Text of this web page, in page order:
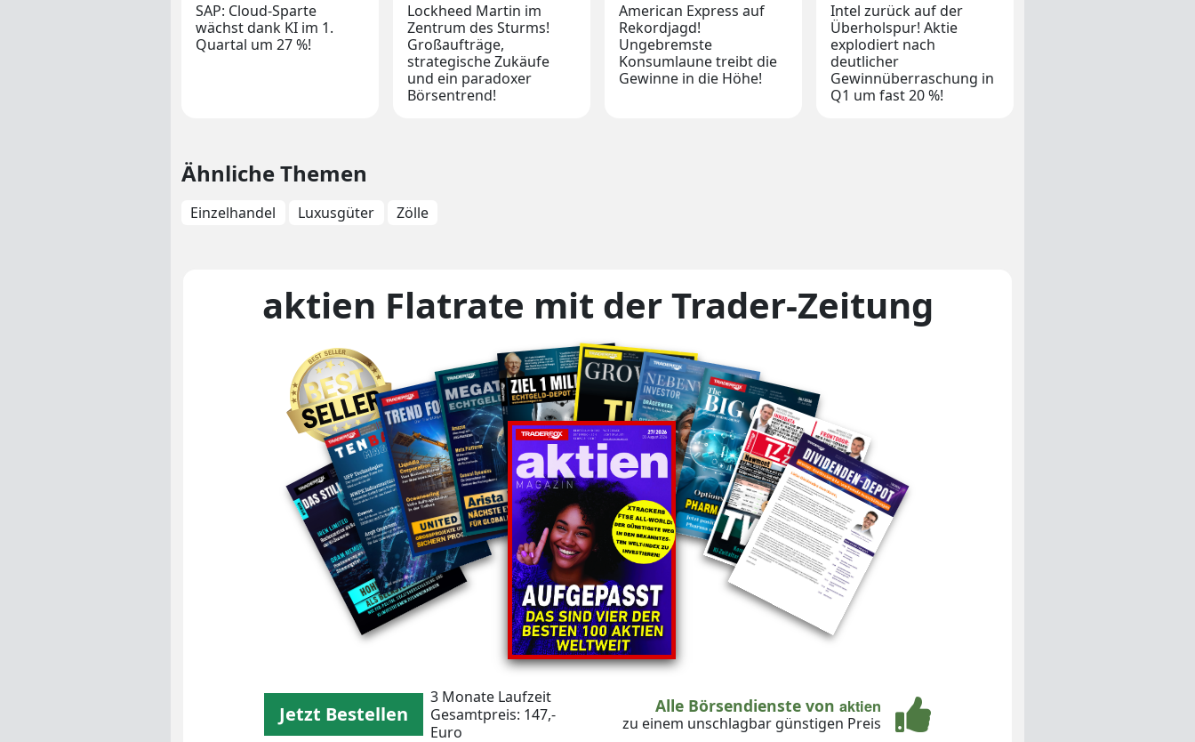
SAP: Cloud-Sparte
wächst dank KI im 1.
Quartal um 27 %!
Lockheed Martin im
Zentrum des Sturms!
Großaufträge,
strategische Zukäufe
und ein paradoxer
Börsentrend!
American Express auf
Rekordjagd!
Ungebremste
Konsumlaune treibt die
Gewinne in die Höhe!
Intel zurück auf der
Überholspur! Aktie
explodiert nach
deutlicher
Gewinnüberraschung in
Q1 um fast 20 %!
Ähnliche Themen
Einzelhandel Luxusgüter Zölle
aktien Flatrate mit der Trader-Zeitung
Unsere Magazin-Covers
Jetzt Bestellen
3 Monate Laufzeit
Gesamtpreis: 147,-
Euro
Alle Börsendienste von aktien
zu einem unschlagbar günstigen Preis